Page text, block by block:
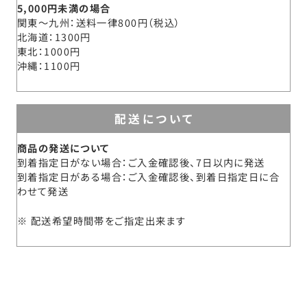
5,000円未満の場合
関東～九州 送料一律800円（税込）
北海道 1300円
東北 1000円
沖縄 1100円
配送について
商品の発送について
到着指定日がない場合：ご入金確認後、7日以内に発送
到着指定日がある場合：ご入金確認後、到着日指定日に合
わせて発送
配送希望時間帯をご指定出来ます